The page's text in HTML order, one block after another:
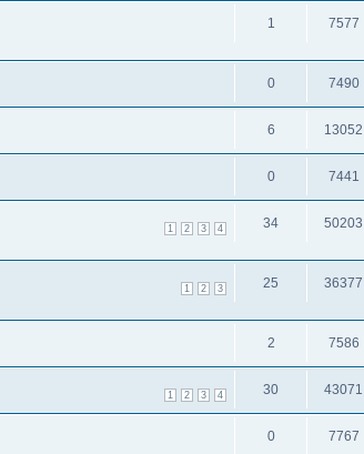
1 7577
0 7490
6 13052
0 7441
1 2 3 4 34 50203
1 2 3 25 36377
2 7586
1 2 3 4 30 43071
0 7767